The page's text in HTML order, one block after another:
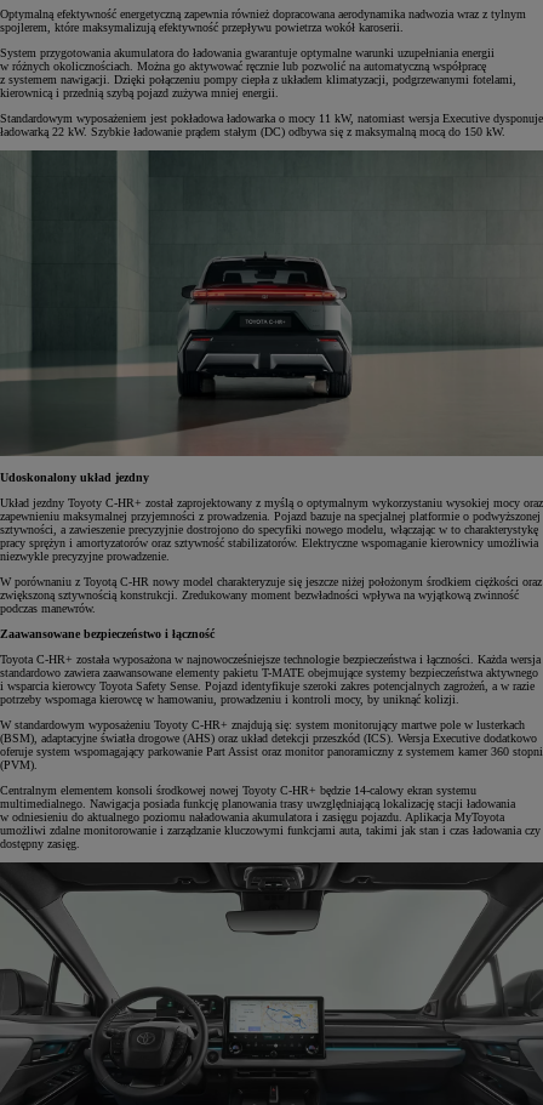
Optymalną efektywność energetyczną zapewnia również dopracowana aerodynamika nadwozia wraz z tylnym
spojlerem, które maksymalizują efektywność przepływu powietrza wokół karoserii.
System przygotowania akumulatora do ładowania gwarantuje optymalne warunki uzupełniania energii
w różnych okolicznościach. Można go aktywować ręcznie lub pozwolić na automatyczną współpracę
z systemem nawigacji. Dzięki połączeniu pompy ciepła z układem klimatyzacji, podgrzewanymi fotelami,
kierownicą i przednią szybą pojazd zużywa mniej energii.
Standardowym wyposażeniem jest pokładowa ładowarka o mocy 11 kW, natomiast wersja Executive dysponuje
ładowarką 22 kW. Szybkie ładowanie prądem stałym (DC) odbywa się z maksymalną mocą do 150 kW.
Udoskonalony układ jezdny
Układ jezdny Toyoty C-HR+ został zaprojektowany z myślą o optymalnym wykorzystaniu wysokiej mocy oraz
zapewnieniu maksymalnej przyjemności z prowadzenia. Pojazd bazuje na specjalnej platformie o podwyższonej
sztywności, a zawieszenie precyzyjnie dostrojono do specyfiki nowego modelu, włączając w to charakterystykę
pracy sprężyn i amortyzatorów oraz sztywność stabilizatorów. Elektryczne wspomaganie kierownicy umożliwia
niezwykle precyzyjne prowadzenie.
W porównaniu z Toyotą C-HR nowy model charakteryzuje się jeszcze niżej położonym środkiem ciężkości oraz
zwiększoną sztywnością konstrukcji. Zredukowany moment bezwładności wpływa na wyjątkową zwinność
podczas manewrów.
Zaawansowane bezpieczeństwo i łączność
Toyota C-HR+ została wyposażona w najnowocześniejsze technologie bezpieczeństwa i łączności. Każda wersja
standardowo zawiera zaawansowane elementy pakietu T-MATE obejmujące systemy bezpieczeństwa aktywnego
i wsparcia kierowcy Toyota Safety Sense. Pojazd identyfikuje szeroki zakres potencjalnych zagrożeń, a w razie
potrzeby wspomaga kierowcę w hamowaniu, prowadzeniu i kontroli mocy, by uniknąć kolizji.
W standardowym wyposażeniu Toyoty C-HR+ znajdują się: system monitorujący martwe pole w lusterkach
(BSM), adaptacyjne światła drogowe (AHS) oraz układ detekcji przeszkód (ICS). Wersja Executive dodatkowo
oferuje system wspomagający parkowanie Part Assist oraz monitor panoramiczny z systemem kamer 360 stopni
(PVM).
Centralnym elementem konsoli środkowej nowej Toyoty C-HR+ będzie 14-calowy ekran systemu
multimedialnego. Nawigacja posiada funkcję planowania trasy uwzględniającą lokalizację stacji ładowania
w odniesieniu do aktualnego poziomu naładowania akumulatora i zasięgu pojazdu. Aplikacja MyToyota
umożliwi zdalne monitorowanie i zarządzanie kluczowymi funkcjami auta, takimi jak stan i czas ładowania czy
dostępny zasięg.